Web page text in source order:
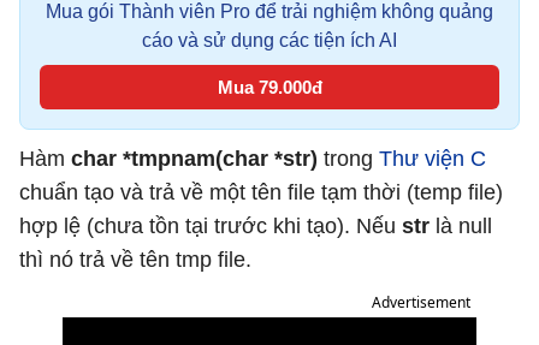
Mua gói Thành viên Pro để trải nghiệm không quảng
cáo và sử dụng các tiện ích AI
Mua 79.000đ
Hàm char *tmpnam(char *str) trong Thư viện C
chuẩn tạo và trả về một tên file tạm thời (temp file)
hợp lệ (chưa tồn tại trước khi tạo). Nếu str là null
thì nó trả về tên tmp file.
Advertisement